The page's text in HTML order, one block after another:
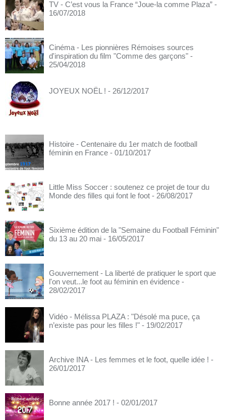
TV - C’est vous la France “Joue-la comme Plaza” -
16/07/2018
Cinéma - Les pionnières Rémoises sources
d'inspiration du film "Comme des garçons" -
25/04/2018
JOYEUX NOËL ! - 26/12/2017
Histoire - Centenaire du 1er match de football
féminin en France - 01/10/2017
Little Miss Soccer : soutenez ce projet de tour du
Monde des filles qui font le foot - 26/08/2017
Sixième édition de la "Semaine du Football Féminin"
du 13 au 20 mai - 16/05/2017
Gouvernement - La liberté de pratiquer le sport que
l'on veut...le foot au féminin en évidence -
28/02/2017
Vidéo - Mélissa PLAZA : "Désolé ma puce, ça
n’existe pas pour les filles !" - 19/02/2017
Archive INA - Les femmes et le foot, quelle idée ! -
26/01/2017
Bonne année 2017 ! - 02/01/2017